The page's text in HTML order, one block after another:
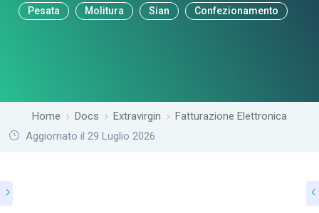
Pesata
Molitura Sian Confezionamento
Home Docs Extravirgin
Fatturazione Elettronica
Aggiornato il 29 Luglio 2026